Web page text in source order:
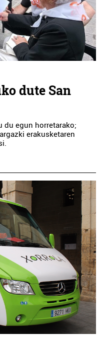
dute San
du egun horretarako;
erakusketaren